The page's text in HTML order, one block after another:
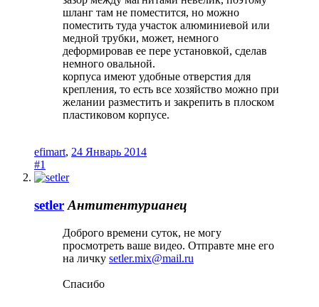
шланг там не поместится, но можно
поместить туда участок алюминиевой или
медной трубки, может, немного
деформировав ее пере установкой, сделав
немного овальной.
корпуса имеют удобные отверстия для
крепления, то есть все хозяйство можно при
желании разместить и закрепить в плоском
пластиковом корпусе.
efimart, 24 Январь 2014
#1
setler Антитентурианец
Доброго времени суток, не могу
просмотреть ваше видео. Отправте мне его
на личку setler.mix@mail.ru
Спасибо